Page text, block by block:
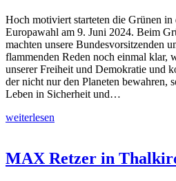
Hoch motiviert starteten die Grünen in
Europawahl am 9. Juni 2024. Beim
machten unsere Bundesvorsitzenden
flammenden Reden noch einmal klar,
unserer Freiheit und Demokratie und
der nicht nur den Planeten bewahren,
Leben in Sicherheit und…
weiterlesen
MAX Retzer in